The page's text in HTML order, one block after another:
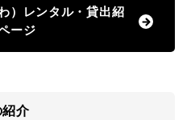
）レンタル・貸出紹
ージ
紹介